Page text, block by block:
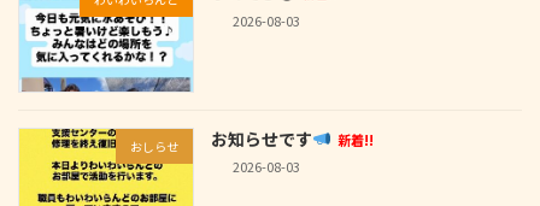
2026-08-03
おしらせ お知らせです
新着!!
2026-08-03